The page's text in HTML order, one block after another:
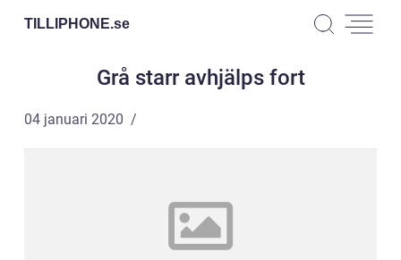
TILLIPHONE.se
Grå starr avhjälps fort
04 januari 2020